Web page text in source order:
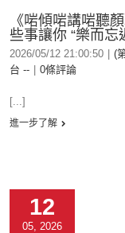
《啱傾啱講啱聽
些事讓你 “樂而
2026/05/12 21:00:50 (
台 --
0條評論
[...]
進一步了解
12
05, 2026